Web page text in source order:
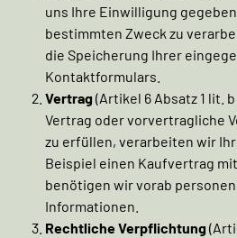
uns Ihre Einwilligung
bestimmten Zweck zu
die Speicherung Ihrer
Kontaktformulars.
Vertrag(Artikel 6 Absatz 1 lit. b
Vertrag oder vorvertragliche
zu erfüllen, verarbeiten wir
Beispiel einen Kaufvertrag
benötigen wir vorab
Informationen.
Rechtliche Verpflichtung